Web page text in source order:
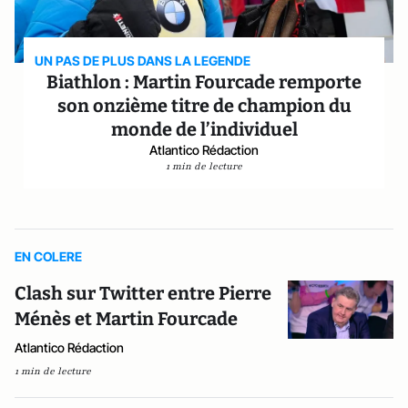
UN PAS DE PLUS DANS LA LEGENDE
Biathlon : Martin Fourcade remporte
son onzième titre de champion du
monde de l’individuel
Atlantico Rédaction
1 min de lecture
EN COLERE
Clash sur Twitter entre Pierre
Ménès et Martin Fourcade
Atlantico Rédaction
1 min de lecture